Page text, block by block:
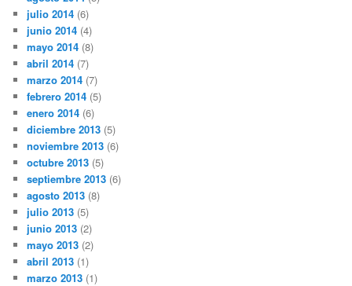
julio 2014 (6)
junio 2014 (4)
mayo 2014 (8)
abril 2014 (7)
marzo 2014 (7)
febrero 2014 (5)
enero 2014 (6)
diciembre 2013 (5)
noviembre 2013 (6)
octubre 2013 (5)
septiembre 2013 (6)
agosto 2013 (8)
julio 2013 (5)
junio 2013 (2)
mayo 2013 (2)
abril 2013 (1)
marzo 2013 (1)